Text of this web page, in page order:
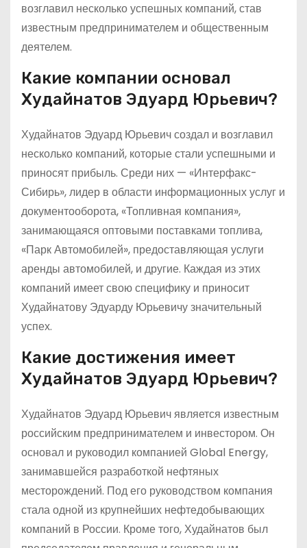
возглавил несколько успешных компаний, став
известным предпринимателем и общественным
деятелем.
Какие компании основал
Худайнатов Эдуард Юрьевич?
Худайнатов Эдуард Юрьевич создал и возглавил
несколько компаний, которые стали успешными и
приносят прибыль. Среди них — «Интерфакс-
Сибирь», лидер в области информационных услуг и
документооборота, «Топливная компания»,
занимающаяся оптовыми поставками топлива,
«Парк Автомобилей», предоставляющая услуги
аренды автомобилей, и другие. Каждая из этих
компаний имеет свою специфику и приносит
Худайнатову Эдуарду Юрьевичу значительный
успех.
Какие достижения имеет
Худайнатов Эдуард Юрьевич?
Худайнатов Эдуард Юрьевич является известным
российским предпринимателем и инвестором. Он
основал и руководил компанией Global Energy,
занимавшейся разработкой нефтяных
месторождений. Под его руководством компания
стала одной из крупнейших нефтедобывающих
компаний в России. Кроме того, Худайнатов был